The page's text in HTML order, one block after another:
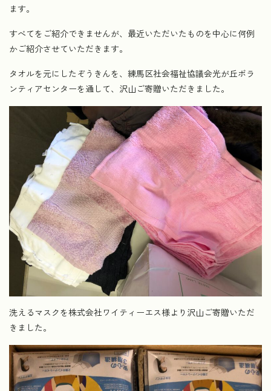
ます。
すべてをご紹介できませんが、最近いただいたものを中心に何例
かご紹介させていただきます。
タオルを元にしたぞうきんを、練馬区社会福祉協議会光が丘ボラ
ンティアセンターを通して、沢山ご寄贈いただきました。
洗えるマスクを株式会社ワイティーエス様より沢山ご寄贈いただ
きました。